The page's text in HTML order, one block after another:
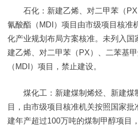
石化：新建乙烯、对二甲苯（PX
氰酸酯（MDI）项目由市级项目核准
化产业规划布局方案核准。未列入国
建乙烯、对二甲苯（PX）、二苯基
（MDI）项目，禁止建设。
煤化工：新建煤制烯烃、新建煤
目，由市级项目核准机关按照国家
建年产超过100万吨的煤制甲醇项目